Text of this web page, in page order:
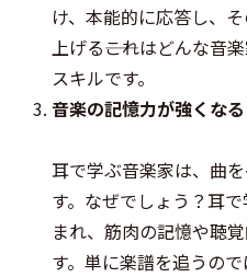
け、本能的に応答し、
上げる――これはどんな
スキルです。
音楽の記憶力が強くなる
耳で学ぶ音楽家は、曲
す。なぜでしょう？耳
まれ、筋肉の記憶や聴
す。単に楽譜を追うの